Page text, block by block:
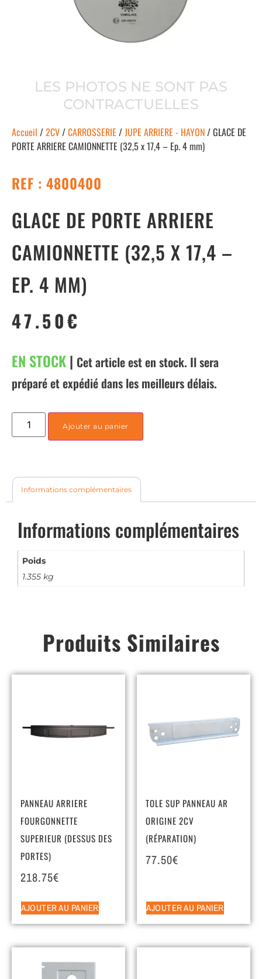
LES PHOTOS NE SONT PAS
CONTRACTUELLES
Accueil /2CV/CARROSSERIE /JUPE ARRIERE - HAYON/ GLACE DE
PORTE ARRIERE CAMIONNETTE (32,5 x 17,4 – Ep. 4 mm)
REF : 4800400
GLACE DE PORTE ARRIERE
CAMIONNETTE (32,5 X 17,4 –
EP. 4 MM)
47.50€
EN STOCK| Cet article est en stock. Il sera
préparé et expédié dans les meilleurs délais.
Ajouter au panier
Informations complémentaires
Informations complémentaires
Poids
1.355 kg
Produits Similaires
PANNEAU ARRIERE
FOURGONNETTE
SUPERIEUR (DESSUS DES
PORTES)
218.75€
AJOUTER AU PANIER
TOLE SUP PANNEAU AR
ORIGINE 2CV
(RÉPARATION)
77.50€
AJOUTER AU PANIER